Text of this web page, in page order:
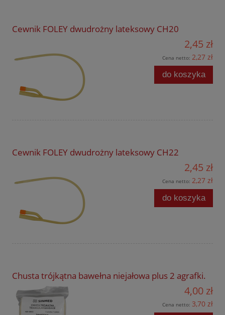
Cewnik FOLEY dwudrożny lateksowy CH20
2,45 zł
Cena netto: 2,27 zł
do koszyka
Cewnik FOLEY dwudrożny lateksowy CH22
2,45 zł
Cena netto: 2,27 zł
do koszyka
Chusta trójkątna bawełna niejałowa plus 2 agrafki.
4,00 zł
Cena netto: 3,70 zł